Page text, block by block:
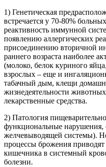
1) Генетическая
встречается у 70-80%
реактивность иммунной
появлению аллергических
присоединению вторичной
раннего возраста наиболее
(молоко, белок куриного
взрослых – еще и
табачный дым, клещи
жизнедеятельности
лекарственные средства.
2) Патология
функциональные нарушения,
желчевыводящей системы).
процессы брожения
кишечника в системный
болезни.